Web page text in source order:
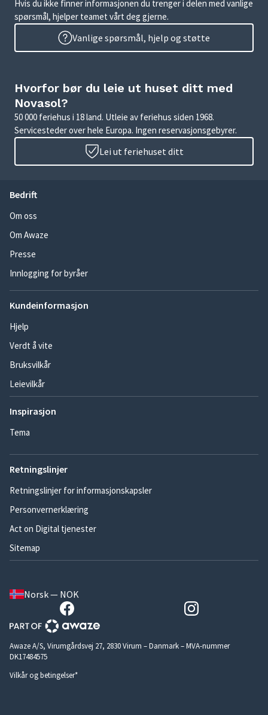
Hvis du ikke finner informasjonen du trenger i delen med vanlige
spørsmål, hjelper teamet vårt deg gjerne.
Vanlige spørsmål, hjelp og støtte
Hvorfor bør du leie ut huset ditt med
Novasol?
50 000 feriehus i 18 land. Utleie av feriehus siden 1968.
Servicesteder over hele Europa. Ingen reservasjonsgebyrer.
Lei ut feriehuset ditt
Bedrift
Om oss
Om Awaze
Presse
Innlogging for byråer
Kundeinformasjon
Hjelp
Verdt å vite
Bruksvilkår
Leievilkår
Inspirasjon
Tema
Retningslinjer
Retningslinjer for informasjonskapsler
Personvernerklæring
Act on Digital tjenester
Sitemap
Norsk — NOK
Awaze A/S, Virumgårdsvej 27, 2830 Virum – Danmark – MVA-nummer
DK17484575
Vilkår og betingelser*